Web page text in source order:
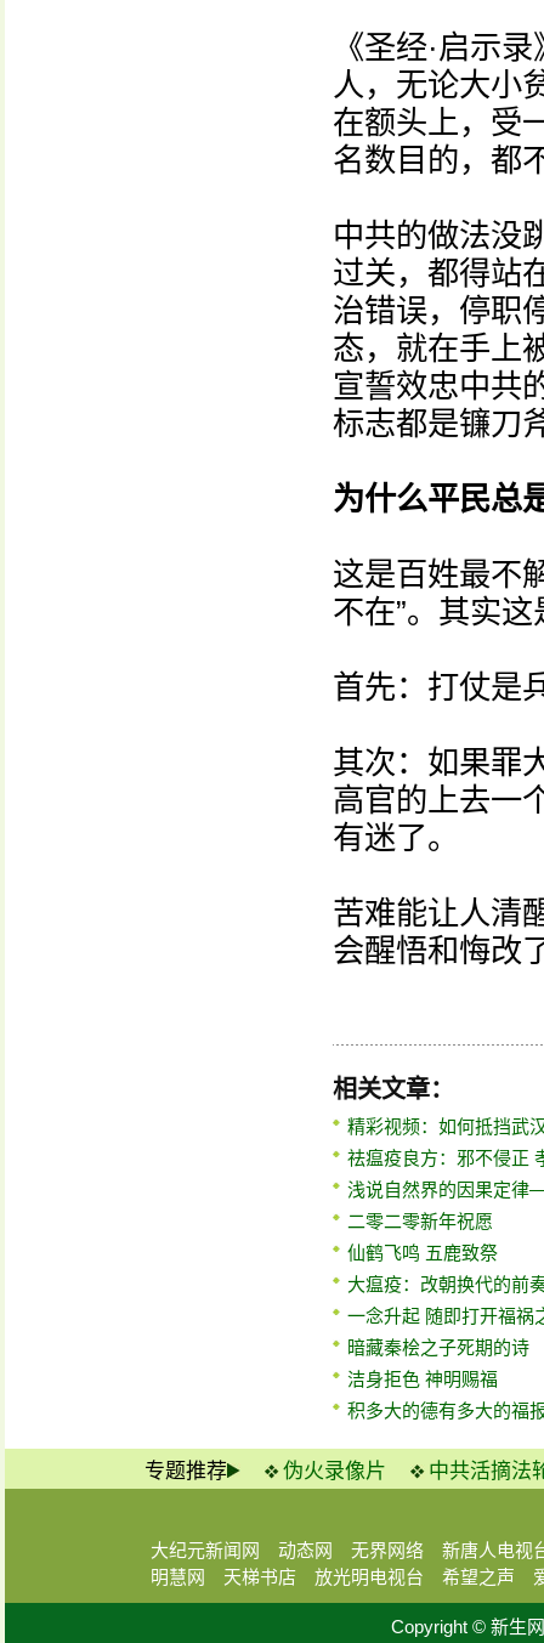
《圣经·启示
人，无论大小
在额头上，受
名数目的，都
中共的做法没
过关，都得站
治错误，停职
态，就在手上
宣誓效忠中共
标志都是镰刀
为什么平民总
这是百姓最不
不在”。其实
首先：打仗是
其次：如果罪
高官的上去一
有迷了。
苦难能让人清
会醒悟和悔改
相关文章：
精彩视频：如何抵挡武
祛瘟疫良方：邪不侵正
浅说自然界的因果定
二零二零新年祝愿
仙鹤飞鸣 五鹿致祭
大瘟疫：改朝换代的前
一念升起 随即打开福祸
暗藏秦桧之子死期的诗
洁身拒色 神明赐福
积多大的德有多大的福
专题推荐 伪火录像片 中共活摘法
大纪元新闻网 动态网 无界网络
新唐人电视
明慧网
天梯书店 放光明电视台 希望之声
Copyright © 新生